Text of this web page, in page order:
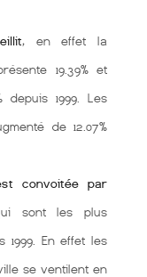
, en effet la
19.39% et
depuis 1999. Les
de 12.07%
convoitée par
sont les plus
En effet les
se ventilent en